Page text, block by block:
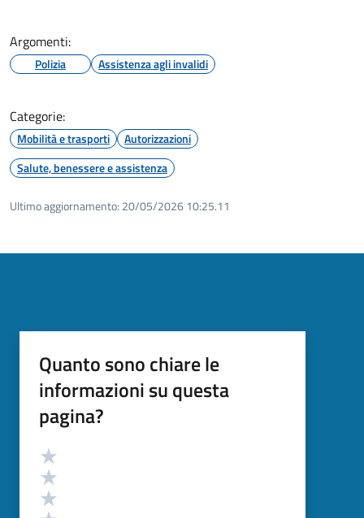
Argomenti:
Polizia Assistenza agli invalidi
Categorie:
Mobilità e trasporti
Autorizzazioni
Salute, benessere e assistenza
Ultimo aggiornamento: 20/05/2026 10:25.11
Quanto sono chiare le
informazioni su questa
pagina?
Valutazione